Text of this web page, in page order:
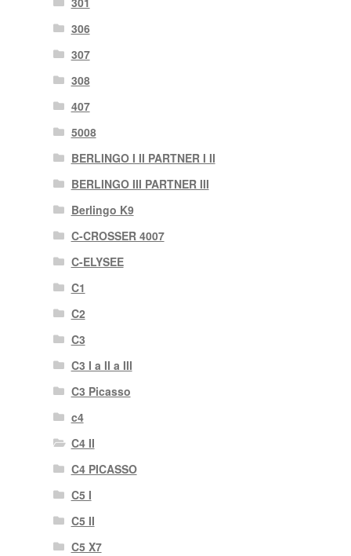
306
307
308
407
5008
BERLINGO I II PARTNER I II
BERLINGO III PARTNER III
Berlingo K9
C-CROSSER 4007
C-ELYSEE
C1
C2
C3
C3 I a II a III
C3 Picasso
c4
C4 II
C4 PICASSO
C5 I
C5 II
C5 X7